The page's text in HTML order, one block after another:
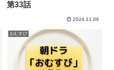
第33話
2024.11.06
おむすび